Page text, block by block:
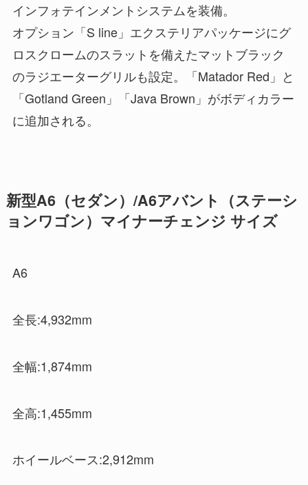
インフォテインメントシステムを装備。
オプション「S line」エクステリアパッケージにグ
ロスクロームのスラットを備えたマットブラック
のラジエーターグリルも設定。「Matador Red」と
「Gotland Green」「Java Brown」がボディカラー
に追加される。
新型A6（セダン）/A6アバント（ステーシ
ョンワゴン）マイナーチェンジ サイズ
A6
全長:4,932mm
全幅:1,874mm
全高:1,455mm
ホイールベース:2,912mm